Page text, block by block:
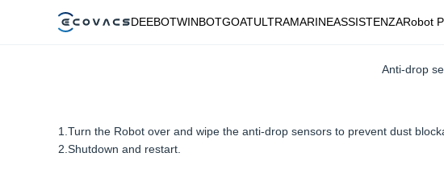
DEEBOTWINBOTGOATULTRAMARINEASSISTENZARobot
Anti-drop
1.Turn the Robot over and wipe the anti-drop sensors to prevent dust
2.Shutdown and restart.